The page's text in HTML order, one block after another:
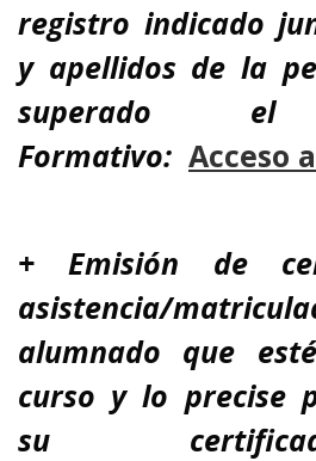
registro indicado
y apellidos de la
superado el
Formativo: Acceso
+ Emisión de
asistencia/
alumnado que
curso y lo precise
su